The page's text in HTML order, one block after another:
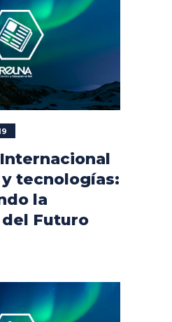
tecnologías:
la
Futuro